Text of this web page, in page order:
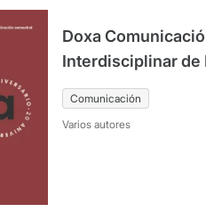
Doxa
Interdisciplinar de
Comunicación y
Nº40 enero-junio
Comunicación
Varios autores